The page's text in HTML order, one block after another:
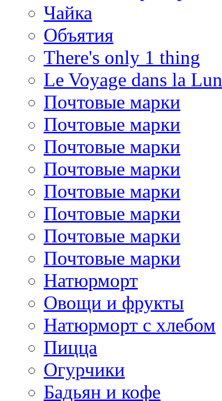
Чайка
Объятия
There's only 1 thing
Le Voyage dans la
Почтовые марки
Почтовые марки
Почтовые марки
Почтовые марки
Почтовые марки
Почтовые марки
Почтовые марки
Почтовые марки
Натюрморт
Овощи и фрукты
Натюрморт с хлебом
Пицца
Огурчики
Бадьян и кофе